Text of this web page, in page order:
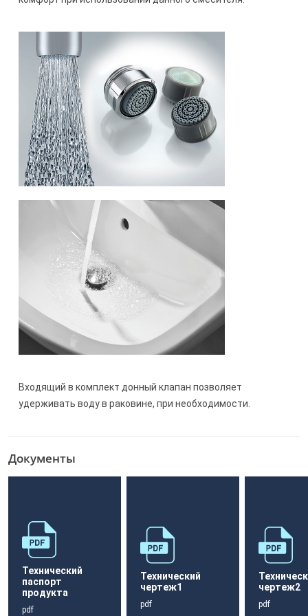
Входящий в комплект донный клапан позволяет
удерживать воду в раковине, при необходимости.
Документы
Технический
паспорт
продукта
pdf
Технический
чертеж1
pdf
чертеж2
pdf